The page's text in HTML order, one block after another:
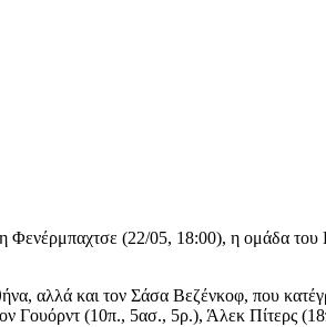
Φενέρμπαχτσε (22/05, 18:00), η ομάδα
αλλά και τον Σάσα Βεζένκοφ, που
Γουόρντ (10π., 5ασ., 5ρ.), Άλεκ Πίτερς